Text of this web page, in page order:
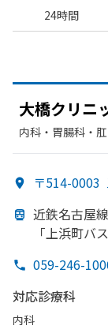
24時間
大橋クリニ
内科・​胃腸科・​
〒514-0003
近鉄名古屋
「上浜町バ
059-246-
対応診療科
内科